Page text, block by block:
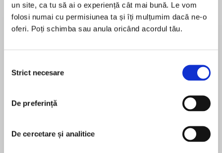
un site, ca tu să ai o experiență cât mai bună. Le vom
folosi numai cu permisiunea ta și îți mulțumim dacă ne-o
oferi. Poți schimba sau anula oricând acordul tău.
consimțământului
Strict necesare
De preferință
De cercetare și analitice
Desprecarte
*Short-listed for Best Contemporary Romance
chocolate is as smooth as silk and romance is
În acest moment nu există recenzii